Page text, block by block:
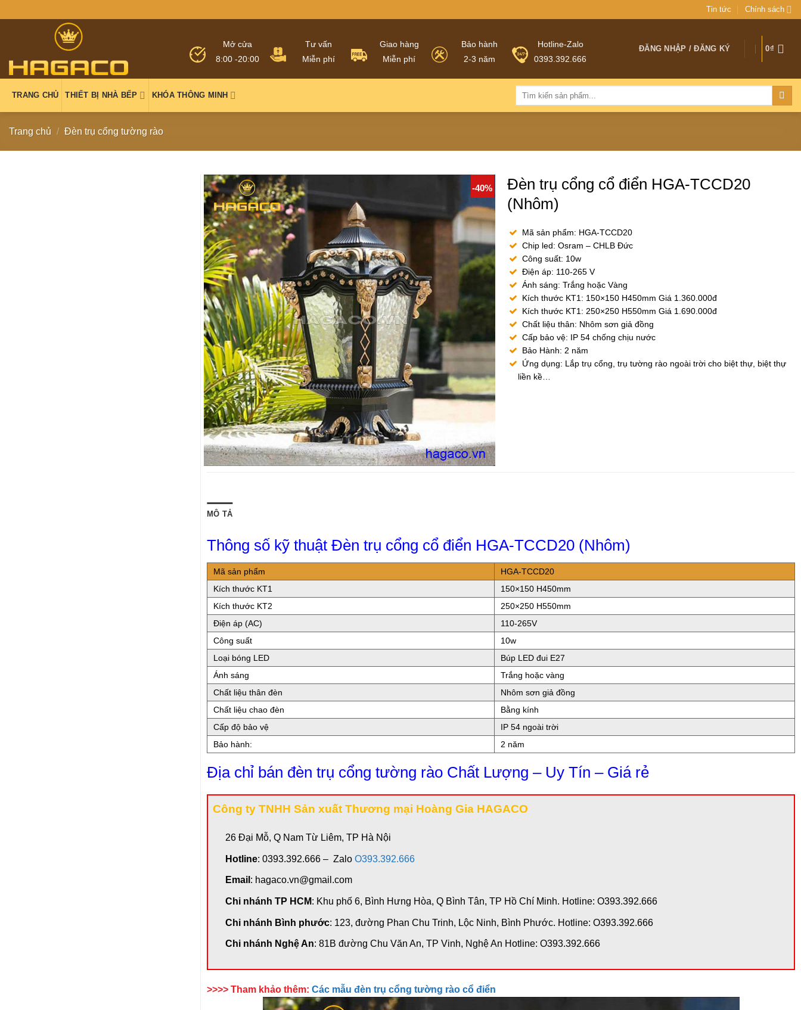
Tin tức Chính sách
Mở cửa
8:00 -20:00
Tư vấn
Miễn phí
Giao hàng
Miễn phí
Bảo hành
2-3 năm
Hotline-Zalo
0393.392.666
ĐĂNG NHẬP / ĐĂNG KÝ 0₫
TRANG CHỦ THIẾT BỊ NHÀ BẾP KHÓA THÔNG MINH
Trang chủ / Đèn trụ cổng tường rào
-40%
Đèn trụ cổng cổ điển HGA-TCCD20
(Nhôm)
Mã sản phẩm: HGA-TCCD20
Chip led: Osram – CHLB Đức
Công suất: 10w
Điện áp: 110-265 V
Ánh sáng: Trắng hoặc Vàng
Kích thước KT1: 150×150 H450mm Giá 1.360.000đ
Kích thước KT1: 250×250 H550mm Giá 1.690.000đ
Chất liệu thân: Nhôm sơn giả đồng
Cấp bảo vệ: IP 54 chống chịu nước
Bảo Hành: 2 năm
Ứng dụng: Lắp trụ cổng, trụ tường rào ngoài trời cho biệt thự, biệt thự
liền kề…
MÔ TẢ
Thông số kỹ thuật Đèn trụ cổng cổ điển HGA-TCCD20 (Nhôm)
Mã sản phẩm
HGA-TCCD20
Kích thước KT1
150×150 H450mm
Kích thước KT2
250×250 H550mm
Điện áp (AC)
110-265V
Công suất
10w
Loại bóng LED
Búp LED đui E27
Ánh sáng
Trắng hoặc vàng
Chất liệu thân đèn
Nhôm sơn giả đồng
Chất liệu chao đèn
Bằng kính
Cấp độ bảo vệ
IP 54 ngoài trời
Bảo hành:
2 năm
Địa chỉ bán đèn trụ cổng tường rào Chất Lượng – Uy Tín – Giá rẻ
Công ty TNHH Sản xuất Thương mại Hoàng Gia HAGACO
26 Đại Mỗ, Q Nam Từ Liêm, TP Hà Nội
Hotline: 0393.392.666 – Zalo O393.392.666
Email : hagaco.vn@gmail.com
Chi nhánh TP HCM: Khu phố 6, Bình Hưng Hòa, Q Bình Tân, TP Hồ Chí Minh. Hotline: O393.392.666
Chi nhánh Bình phước: 123, đường Phan Chu Trinh, Lộc Ninh, Bình Phước. Hotline: O393.392.666
Chi nhánh Nghệ An: 81B đường Chu Văn An, TP Vinh, Nghệ An Hotline: O393.392.666
>>>> Tham khảo thêm: Các mẫu đèn trụ cổng tường rào cổ điển